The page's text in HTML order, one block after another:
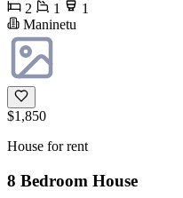
2
1
1
Maninetu
$1,850
House for rent
8 Bedroom House